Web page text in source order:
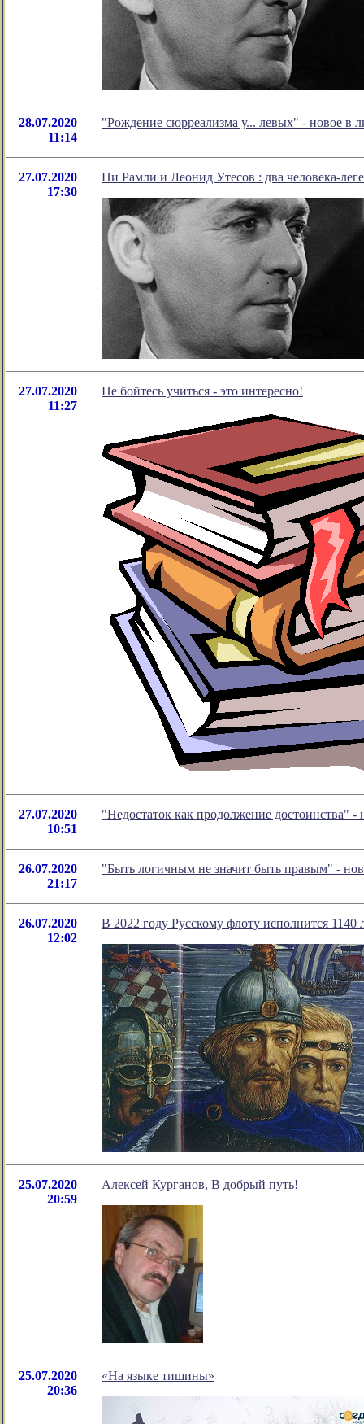
28.07.2020
11:14
"Рождение сюрреализма у... левых" - новое в
27.07.2020
17:30
Пи Рамли и Леонид Утесов : два человека-
27.07.2020
11:27
Не бойтесь учиться - это интересно!
27.07.2020
10:51
"Недостаток как продолжение достоинства"
26.07.2020
21:17
"Быть логичным не значит быть правым" -
26.07.2020
12:02
В 2022 году Русскому флоту исполнится
25.07.2020
20:59
Алексей Курганов, В добрый путь!
25.07.2020
20:36
«На языке тишины»